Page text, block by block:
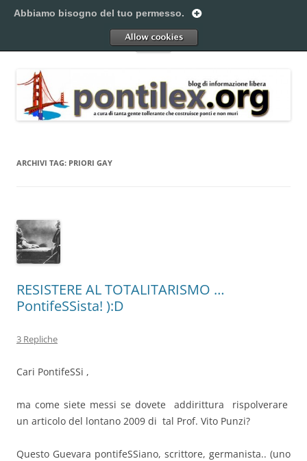
al
Pontilex
Menu
ARCHIVI TAG: PRIORI GAY
RESISTERE AL TOTALITARISMO …
PontifeSSista! ):D
3 Repliche
Cari PontifeSSi ,
ma come siete messi se dovete addirittura rispolverare
un articolo del lontano 2009 di tal Prof. Vito Punzi?
Questo Guevara pontifeSSiano, scrittore, germanista.. (uno
Abbiamo bisogno del tuo permesso.